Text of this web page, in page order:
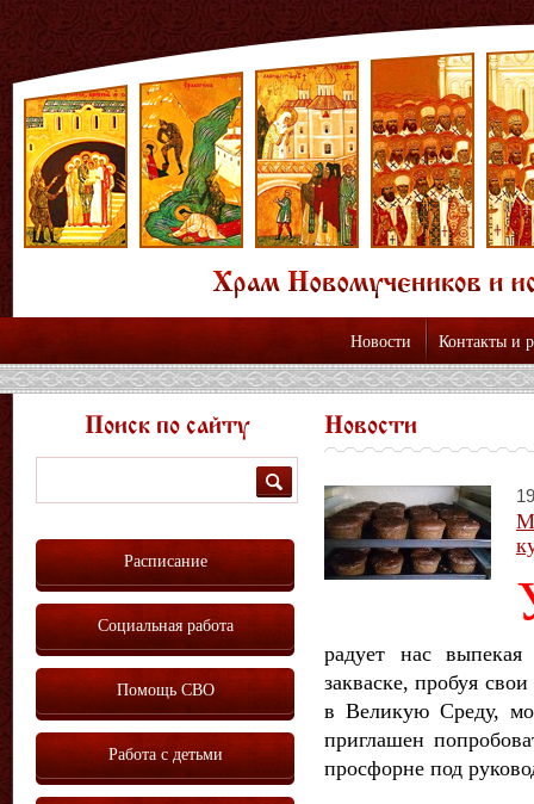
Новости Контакты и
Новости
радует нас
закваске, пробуя
в Великую Среду,
приглашен
просфорне под
Поиск по сайту
Расписание
Социальная работа
Помощь СВО
Работа с детьми